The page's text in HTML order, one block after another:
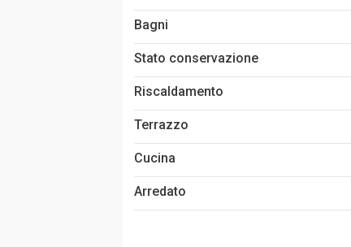
Bagni
Stato conservazione
Riscaldamento
Terrazzo
Cucina
Arredato